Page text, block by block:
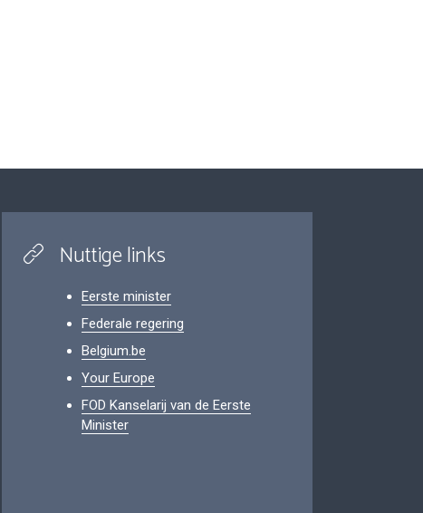
Nuttige links
Eerste minister
Federale regering
Belgium.be
Your Europe
FOD Kanselarij van de Eerste
Minister